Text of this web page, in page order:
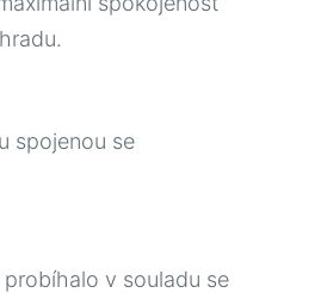
spojenou se
v souladu se